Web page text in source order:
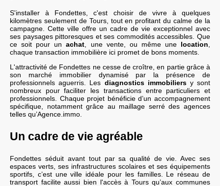
S'installer à Fondettes, c'est choisir de vivre à quelques
kilomètres seulement de Tours, tout en profitant du calme de la
campagne. Cette ville offre un cadre de vie exceptionnel avec
ses paysages pittoresques et ses commodités accessibles. Que
ce soit pour unachat, une vente, ou même une location,
chaque transaction immobilière ici promet de bons moments.
L'attractivité de Fondettes ne cesse de croître, en partie grâce à
son marché immobilier dynamisé par la présence de
professionnels aguerris. Les diagnostics immobiliersy sont
nombreux pour faciliter les transactions entre particuliers et
professionnels. Chaque projet bénéficie d’un accompagnement
spécifique, notamment grâce au maillage serré des agences
telles qu’Agence.immo.
Un cadre de vie agréable
Fondettes séduit avant tout par sa qualité de vie. Avec ses
espaces verts, ses infrastructures scolaires et ses équipements
sportifs, c’est une ville idéale pour les familles. Le réseau de
transport facilite aussi bien l'accès à Tours qu’aux communes